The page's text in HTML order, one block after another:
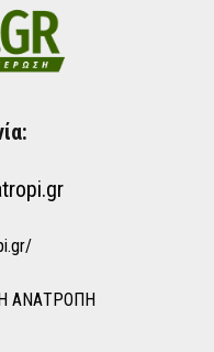
ΑΝΑΤΡΟΠΗ